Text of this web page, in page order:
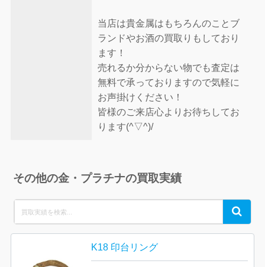
当店は貴金属はもちろんのことブ
ランドやお酒の買取りもしており
ます！
売れるか分からない物でも査定は
無料で承っておりますので気軽に
お声掛けください！
皆様のご来店心よりお待ちしてお
ります(^▽^)/
その他の金・プラチナの買取実績
for:
Search
K18 印台リング